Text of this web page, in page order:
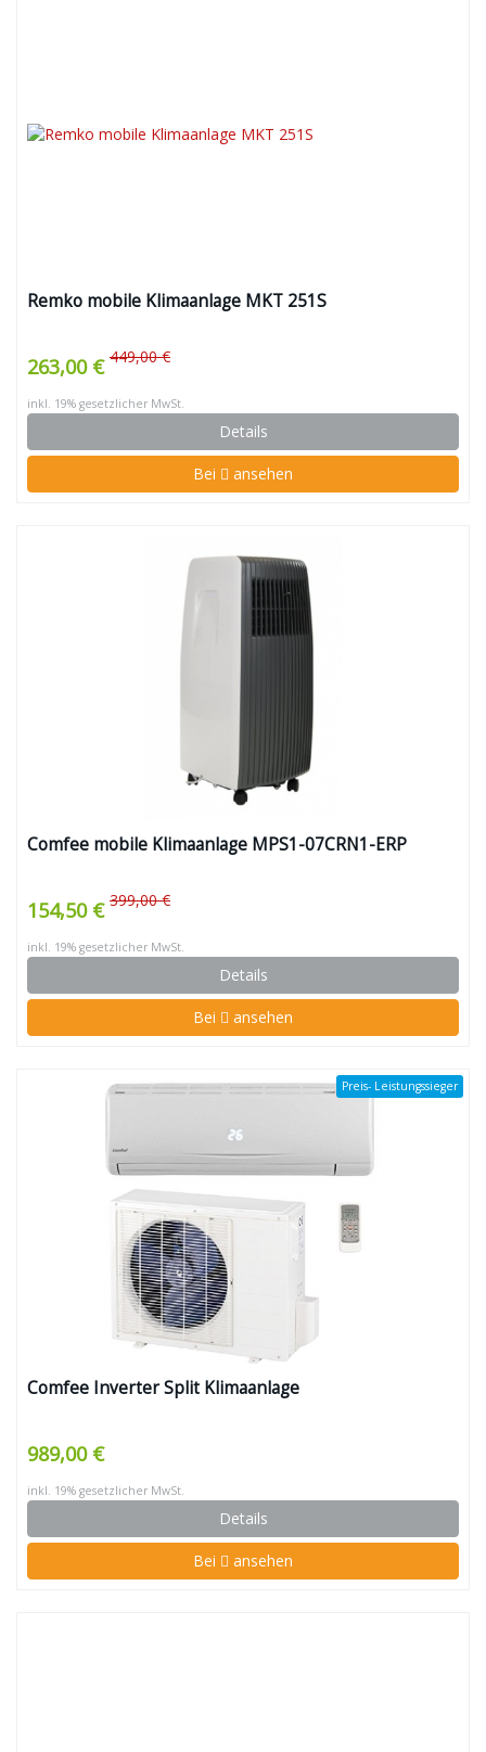
Remko mobile Klimaanlage MKT 251S
263,00 € 449,00 €
inkl. 19% gesetzlicher MwSt.
Details
Bei ansehen
Comfee mobile Klimaanlage MPS1-07CRN1-ERP
154,50 € 399,00 €
inkl. 19% gesetzlicher MwSt.
Details
Bei ansehen
Preis- Leistungssieger
Comfee Inverter Split Klimaanlage
989,00 €
inkl. 19% gesetzlicher MwSt.
Details
Bei ansehen